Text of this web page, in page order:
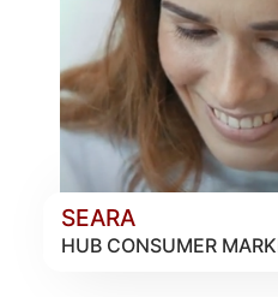
SEARA
HUB CONSUMER